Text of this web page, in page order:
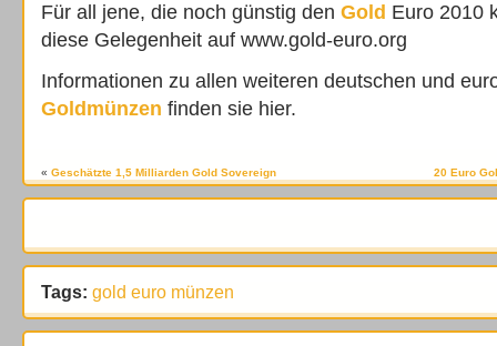
Für all jene, die noch günstig den Gold Euro 2010
diese Gelegenheit auf www.gold-euro.org
Informationen zu allen weiteren deutschen und
Goldmünzen finden sie hier.
« Geschätzte 1,5 Milliarden Gold Sovereign 20 Euro
Tags: gold euro münzen